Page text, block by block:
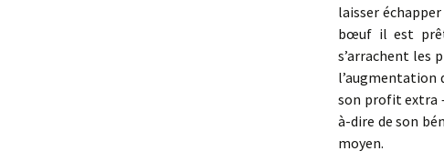
laisser
bœuf il est prêt
s’arrachent les
l’augmentation
son profit extra
à-dire de son
moyen.